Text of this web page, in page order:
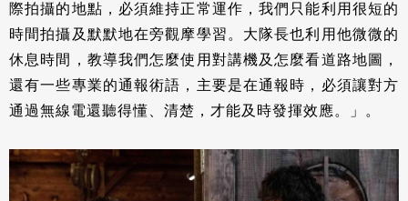
際拍攝的地點，必須維持正常運作，我們只能利用很短的
時間拍攝及默默地在旁觀摩學習。大隊長也利用他微微的
休息時間，教導我們怎麼使用對講機及怎麼看道路地圖，
還有一些專業的通報術語，主要是在通報時，必須讓對方
通過無線電還聽得懂、清楚，才能及時發揮效應。」。